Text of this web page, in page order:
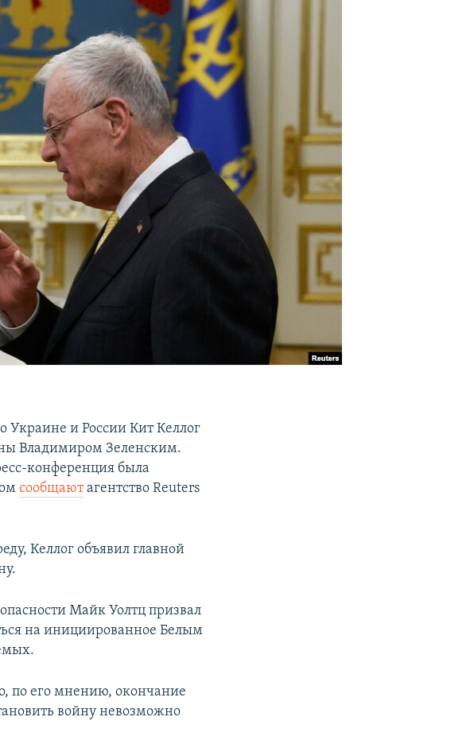
Украине и России Кит Келлог
Владимиром Зеленским.
конференция была
сообщаютагентство Reuters
Келлог объявил главной
Майк Уолтц призвал
на инициированное Белым
по его мнению, окончание
войну невозможно